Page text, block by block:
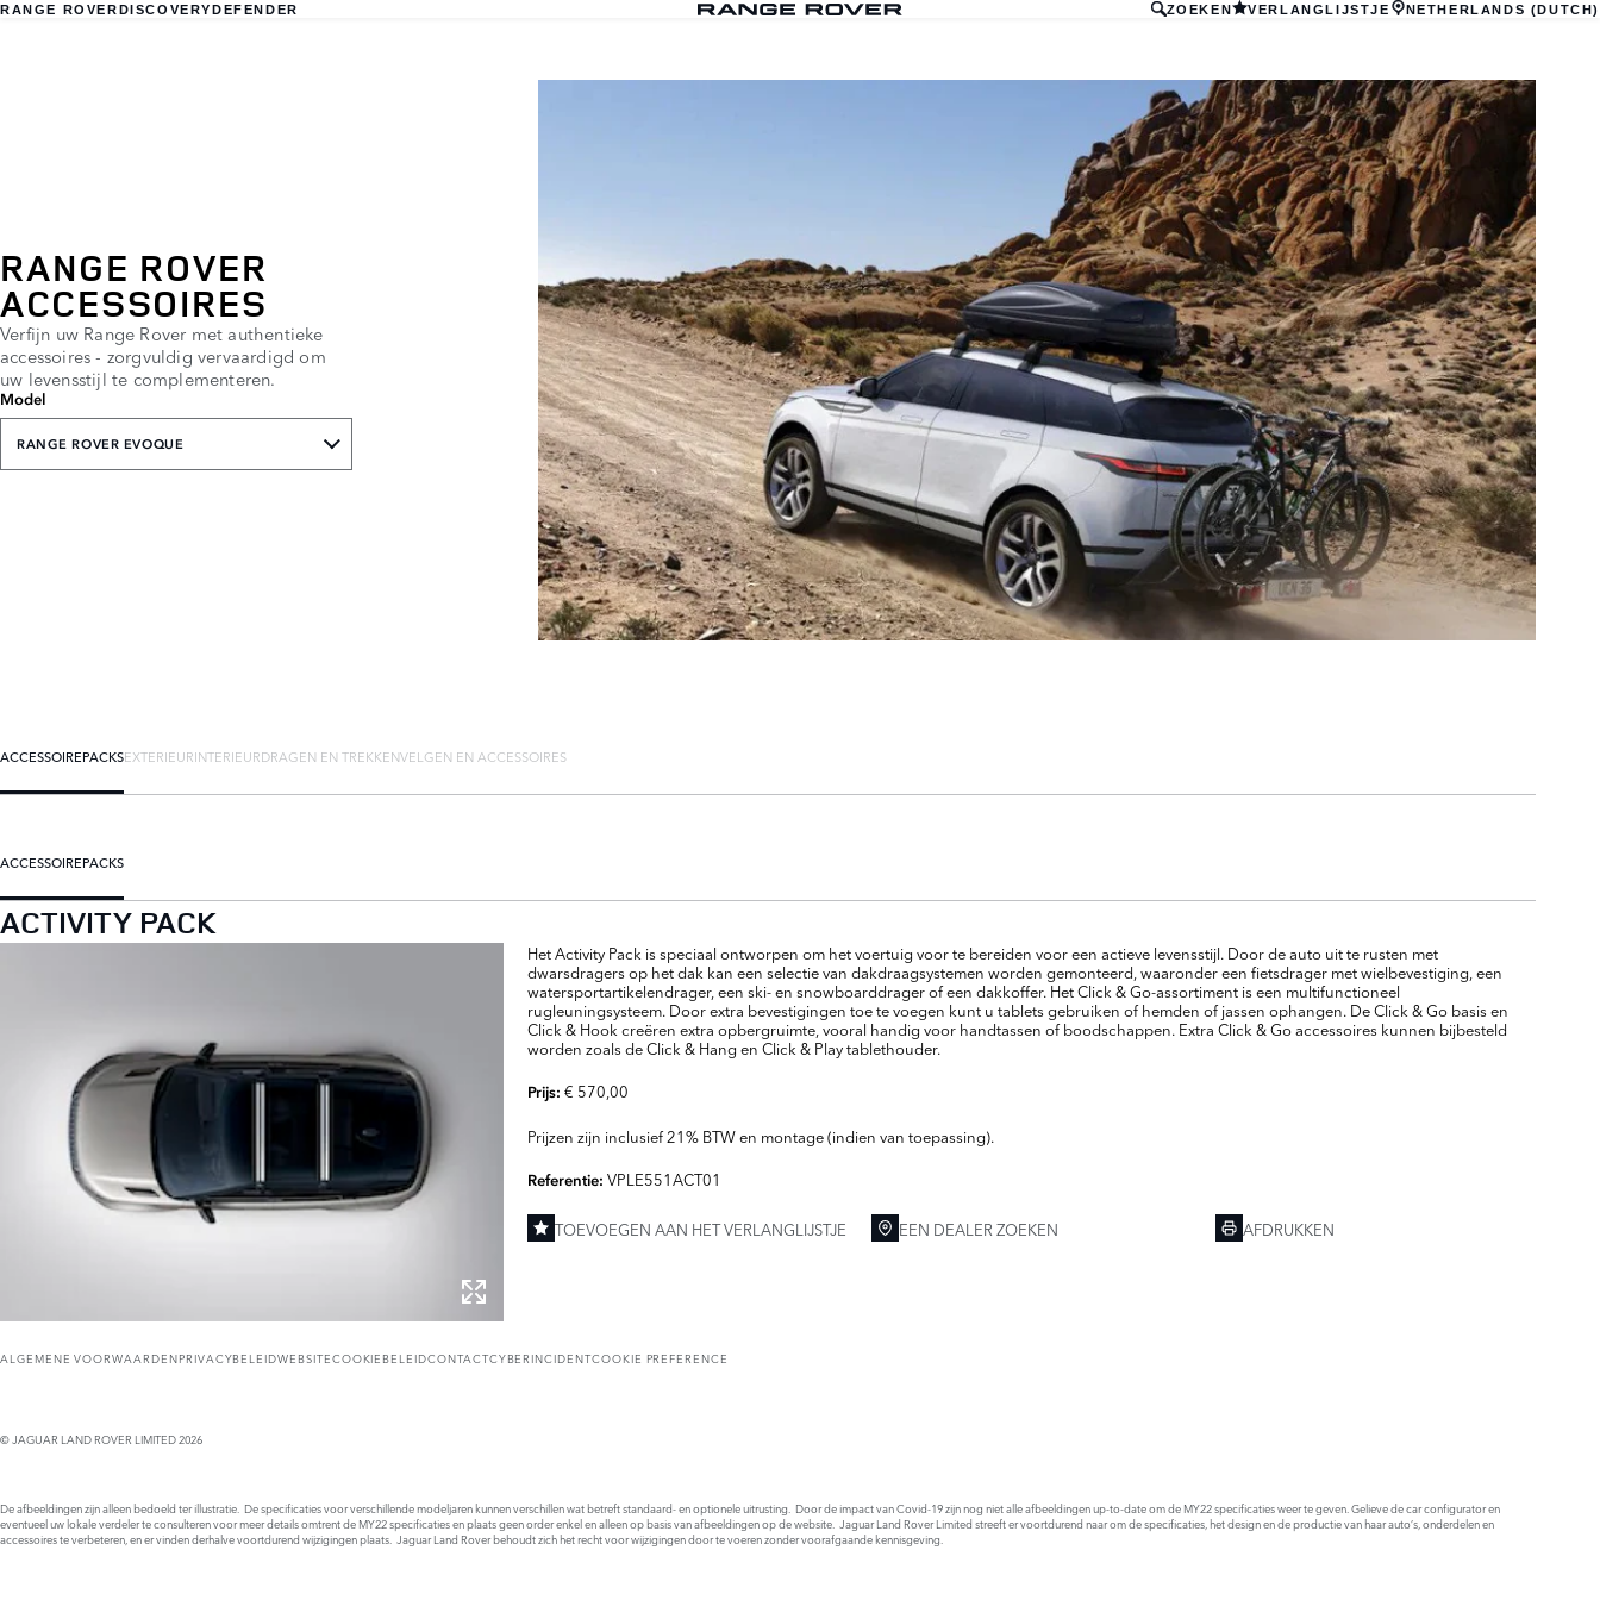
RANGE ROVERDISCOVERYDEFENDER ZOEKEN VERLANGLIJSTJE NETHERLANDS (DUTCH)
RANGE ROVER
ACCESSOIRES
Verfijn uw Range Rover met authentieke
accessoires - zorgvuldig vervaardigd om
uw levensstijl te complementeren.
Model
RANGE ROVER EVOQUE
ACCESSOIREPACKSEXTERIEURINTERIEURDRAGEN EN TREKKENVELGEN EN ACCESSOIRES
ACCESSOIREPACKS
ACTIVITY PACK
Het Activity Pack is speciaal ontworpen om het voertuig voor te bereiden voor een actieve levensstijl. Door de auto uit te rusten met
dwarsdragers op het dak kan een selectie van dakdraagsystemen worden gemonteerd, waaronder een fietsdrager met wielbevestiging, een
watersportartikelendrager, een ski- en snowboarddrager of een dakkoffer. Het Click & Go-assortiment is een multifunctioneel
rugleuningsysteem. Door extra bevestigingen toe te voegen kunt u tablets gebruiken of hemden of jassen ophangen. De Click & Go basis en
Click & Hook creëren extra opbergruimte, vooral handig voor handtassen of boodschappen. Extra Click & Go accessoires kunnen bijbesteld
worden zoals de Click & Hang en Click & Play tablethouder.
Prijs:€ 570,00
Prijzen zijn inclusief 21% BTW en montage (indien van toepassing).
Referentie:VPLE551ACT01
TOEVOEGEN AAN HET VERLANGLIJSTJE EEN DEALER ZOEKEN AFDRUKKEN
ALGEMENE VOORWAARDENPRIVACYBELEIDWEBSITECOOKIEBELEIDCONTACTCYBERINCIDENTCOOKIE PREFERENCE
© JAGUAR LAND ROVER LIMITED 2026
De afbeeldingen zijn alleen bedoeld ter illustratie. De specificaties voor verschillende modeljaren kunnen verschillen wat betreft standaard- en optionele uitrusting. Door de impact van Covid-19 zijn nog niet alle afbeeldingen up-to-date om de MY22 specificaties weer te geven. Gelieve de car configurator en
eventueel uw lokale verdeler te consulteren voor meer details omtrent de MY22 specificaties en plaats geen order enkel en alleen op basis van afbeeldingen op de website. Jaguar Land Rover Limited streeft er voortdurend naar om de specificaties, het design en de productie van haar auto’s, onderdelen en
accessoires te verbeteren, en er vinden derhalve voortdurend wijzigingen plaats. Jaguar Land Rover behoudt zich het recht voor wijzigingen door te voeren zonder voorafgaande kennisgeving.